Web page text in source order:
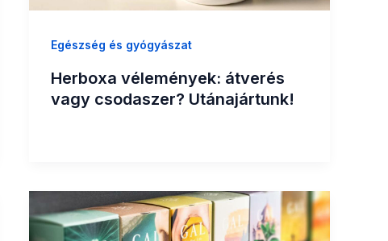
Egészség és gyógyászat
Herboxa vélemények: átverés
vagy csodaszer? Utánajártunk!